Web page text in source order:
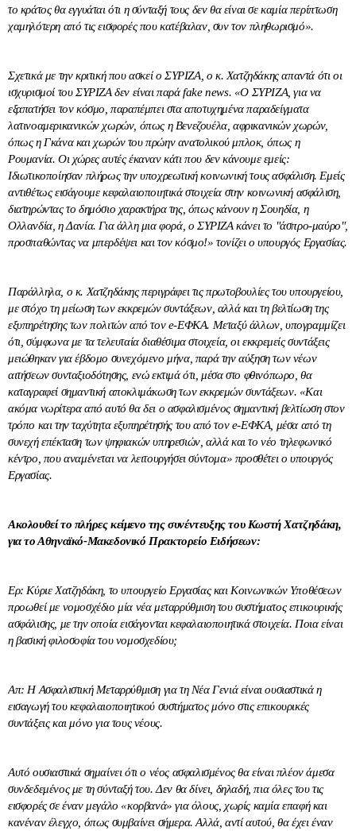
το κράτος θα εγγυάται ότι η σύνταξή τους δεν θα είναι σε καμία περίπτωση
χαμηλότερη από τις εισφορές που κατέβαλαν, συν τον πληθωρισμό».
Σχετικά με την κριτική που ασκεί ο ΣΥΡΙΖΑ, ο κ. Χατζηδάκης απαντά ότι οι
ισχυρισμοί του ΣΥΡΙΖΑ δεν είναι παρά fake news. «Ο ΣΥΡΙΖΑ, για να
εξαπατήσει τον κόσμο, παραπέμπει στα αποτυχημένα παραδείγματα
λατινοαμερικανικών χωρών, όπως η Βενεζουέλα, αφρικανικών χωρών,
όπως η Γκάνα και χωρών του πρώην ανατολικού μπλοκ, όπως η
Ρουμανία. Οι χώρες αυτές έκαναν κάτι που δεν κάνουμε εμείς:
Ιδιωτικοποίησαν πλήρως την υποχρεωτική κοινωνική τους ασφάλιση. Εμείς
αντιθέτως εισάγουμε κεφαλαιοποιητικά στοιχεία στην κοινωνική ασφάλιση,
διατηρώντας το δημόσιο χαρακτήρα της, όπως κάνουν η Σουηδία, η
Ολλανδία, η Δανία. Για άλλη μια φορά, ο ΣΥΡΙΖΑ κάνει το "άσπρο-μαύρο",
προσπαθώντας να μπερδέψει και τον κόσμο!» τονίζει ο υπουργός Εργασίας.
Παράλληλα, ο κ. Χατζηδάκης περιγράφει τις πρωτοβουλίες του υπουργείου,
με στόχο τη μείωση των εκκρεμών συντάξεων, αλλά και τη βελτίωση της
εξυπηρέτησης των πολιτών από τον e-ΕΦΚΑ. Μεταξύ άλλων, υπογραμμίζει
ότι, σύμφωνα με τα τελευταία διαθέσιμα στοιχεία, οι εκκρεμείς συντάξεις
μειώθηκαν για έβδομο συνεχόμενο μήνα, παρά την αύξηση των νέων
αιτήσεων συνταξιοδότησης, ενώ εκτιμά ότι, μέσα στο φθινόπωρο, θα
καταγραφεί σημαντική αποκλιμάκωση των εκκρεμών συντάξεων. «Και
ακόμα νωρίτερα από αυτό θα δει ο ασφαλισμένος σημαντική βελτίωση στον
τρόπο και την ταχύτητα εξυπηρέτησής του από τον e-ΕΦΚΑ, μέσα από τη
συνεχή επέκταση των ψηφιακών υπηρεσιών, αλλά και το νέο τηλεφωνικό
κέντρο, που αναμένεται να λειτουργήσει σύντομα» προσθέτει ο υπουργός
Εργασίας.
Ακολουθεί το πλήρες κείμενο της συνέντευξης του Κωστή Χατζηδάκη,
για το Αθηναϊκό-Μακεδονικό Πρακτορείο Ειδήσεων:
Ερ: Κύριε Χατζηδάκη, το υπουργείο Εργασίας και Κοινωνικών Υποθέσεων
προωθεί με νομοσχέδιο μία νέα μεταρρύθμιση του συστήματος επικουρικής
ασφάλισης, με την οποία εισάγονται κεφαλαιοποιητικά στοιχεία. Ποια είναι
η βασική φιλοσοφία του νομοσχεδίου;
Απ: Η Ασφαλιστική Μεταρρύθμιση για τη Νέα Γενιά είναι ουσιαστικά η
εισαγωγή του κεφαλαιοποιητικού συστήματος μόνο στις επικουρικές
συντάξεις και μόνο για τους νέους.
Αυτό ουσιαστικά σημαίνει ότι ο νέος ασφαλισμένος θα είναι πλέον άμεσα
συνδεδεμένος με τη σύνταξή του. Δεν θα δίνει, δηλαδή, πια όλες του τις
εισφορές σε έναν μεγάλο «κορβανά» για όλους, χωρίς καμία επαφή και
κανέναν έλεγχο, όπως συμβαίνει σήμερα. Αλλά, αντί αυτού, θα έχει έναν